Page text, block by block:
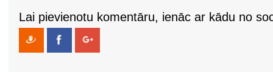
Lai pievienotu komentāru, ienāc ar kādu no